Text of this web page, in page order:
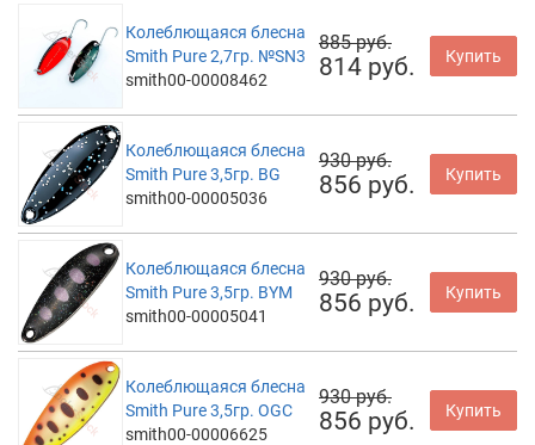
Колеблющаяся блесна
Smith Pure 2,7гр. №SN3
smith00-00008462
885 руб.
814 руб. Купить
Колеблющаяся блесна
Smith Pure 3,5гр. BG
smith00-00005036
930 руб.
856 руб. Купить
Колеблющаяся блесна
Smith Pure 3,5гр. BYM
smith00-00005041
930 руб.
856 руб. Купить
Колеблющаяся блесна
Smith Pure 3,5гр. OGC
smith00-00006625
930 руб.
856 руб. Купить